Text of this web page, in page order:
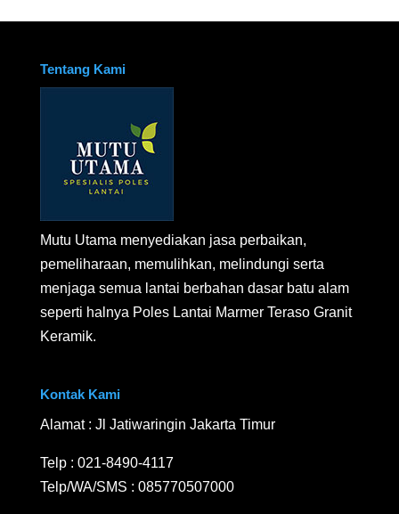
Tentang Kami
Mutu Utama menyediakan jasa perbaikan,
pemeliharaan, memulihkan, melindungi serta
menjaga semua lantai berbahan dasar batu alam
seperti halnya Poles Lantai Marmer Teraso Granit
Keramik.
Kontak Kami
Alamat : Jl Jatiwaringin Jakarta Timur
Telp : 021-8490-4117
Telp/WA/SMS : 085770507000